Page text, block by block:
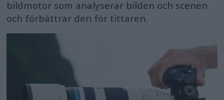
bildmotor som analyserar bilden och scenen
och förbättrar den för tittaren.